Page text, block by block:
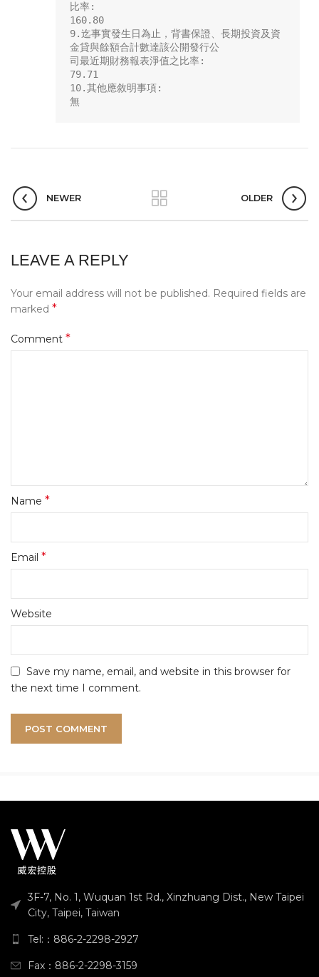
比率:
160.80
9.迄事實發生日為止，背書保證、長期投資及資
金貸與餘額合計數達該公開發行公
司最近期財務報表淨值之比率:
79.71
10.其他應敘明事項:
無
NEWER OLDER
LEAVE A REPLY
Your email address will not be published. Required fields are
marked *
Comment *
Name *
Email *
Website
Save my name, email, and website in this browser for
the next time I comment.
3F-7, No. 1, Wuquan 1st Rd., Xinzhuang Dist., New Taipei
City, Taipei, Taiwan
Tel:：886-2-2298-2927
Fax：886-2-2298-3159